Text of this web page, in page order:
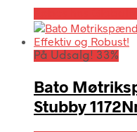
På Udsalg! 33%
Bato
Stubby